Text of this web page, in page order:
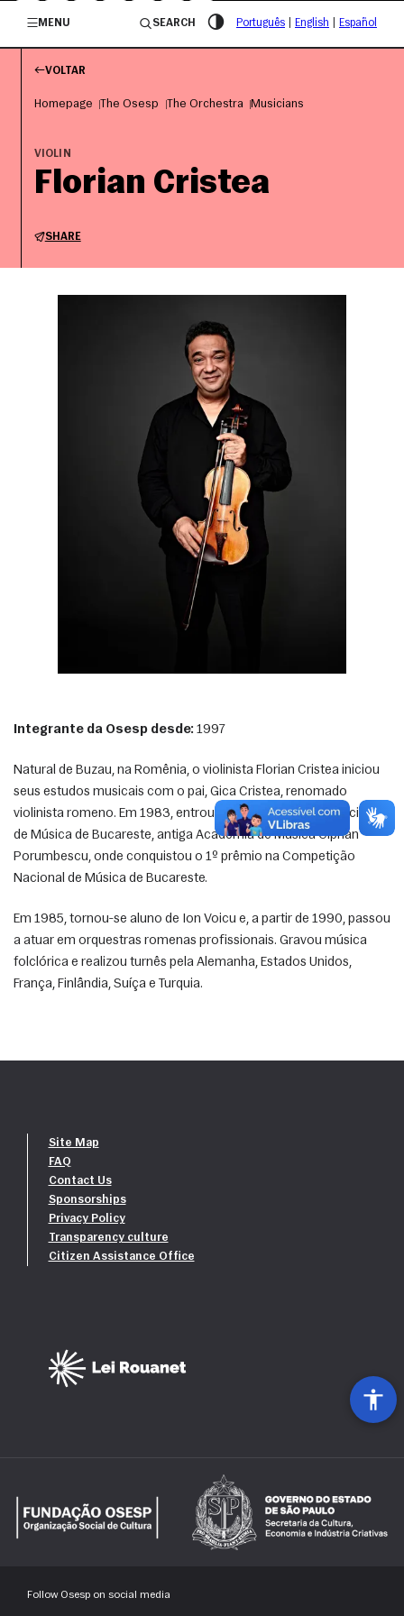
/governosp
MENU
SEARCH Português English Español
VOLTAR
Homepage The Osesp The Orchestra Musicians
VIOLIN
Florian Cristea
SHARE
Integrante da Osesp desde: 1997
Natural de Buzau, na Romênia, o violinista Florian Cristea iniciou
seus estudos musicais com o pai, Gica Cristea, renomado
violinista romeno. Em 1983, entrou para a Universidade Nacional
de Música de Bucareste, antiga Academia de Música Ciprian
Porumbescu, onde conquistou o 1º prêmio na Competição
Nacional de Música de Bucareste.
Em 1985, tornou-se aluno de Ion Voicu e, a partir de 1990, passou
a atuar em orquestras romenas profissionais. Gravou música
folclórica e realizou turnês pela Alemanha, Estados Unidos,
França, Finlândia, Suíça e Turquia.
Site Map
FAQ
Contact Us
Sponsorships
Privacy Policy
Transparency culture
Citizen Assistance Office
Follow Osesp on social media